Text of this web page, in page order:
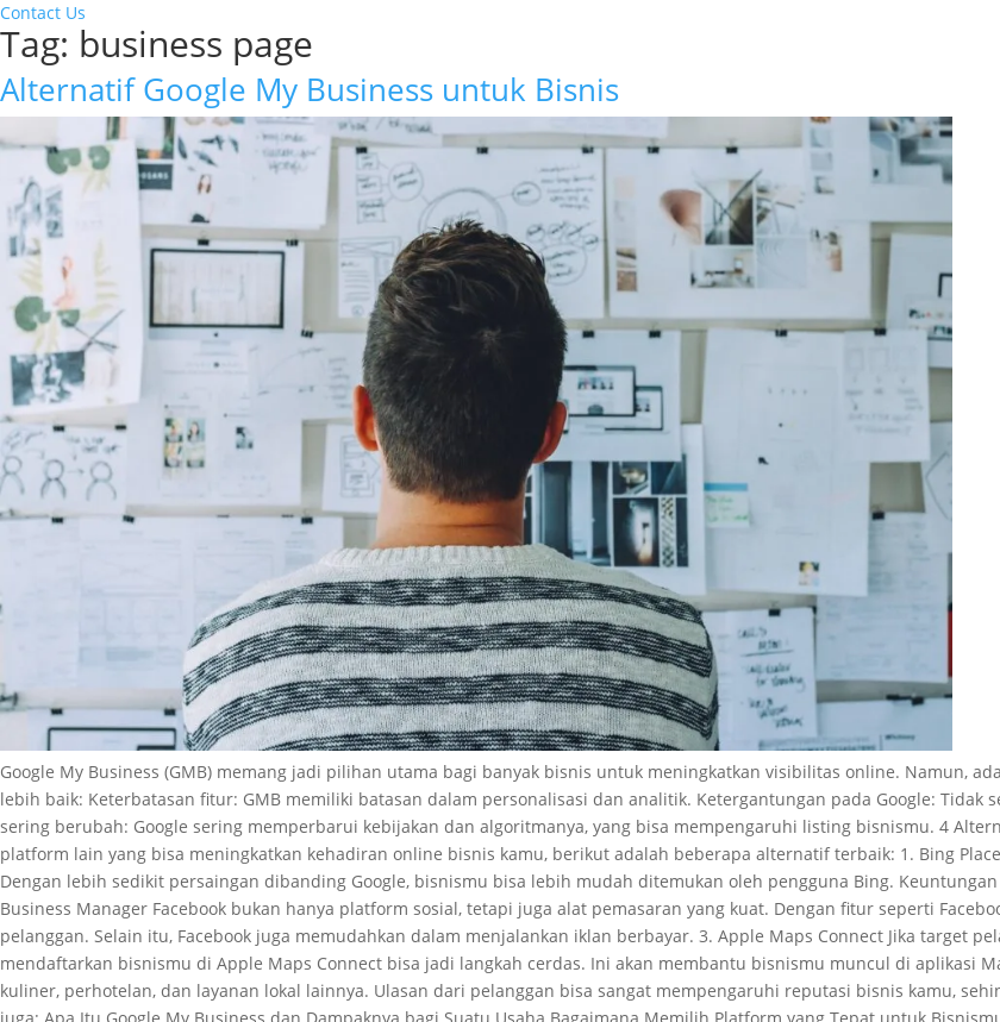
Contact Us
Tag: business page
Alternatif Google My Business untuk Bisnis
Google My Business (GMB) memang jadi pilihan utama bagi banyak bisnis untuk meningkatkan visibilitas online. Namun,
lebih baik: Keterbatasan fitur: GMB memiliki batasan dalam personalisasi dan analitik. Ketergantungan pada Google:
sering berubah: Google sering memperbarui kebijakan dan algoritmanya, yang bisa mempengaruhi listing bisnismu. 4
platform lain yang bisa meningkatkan kehadiran online bisnis kamu, berikut adalah beberapa alternatif terbaik: 1. Bing
Dengan lebih sedikit persaingan dibanding Google, bisnismu bisa lebih mudah ditemukan oleh pengguna Bing.
Business Manager Facebook bukan hanya platform sosial, tetapi juga alat pemasaran yang kuat. Dengan fitur seperti
pelanggan. Selain itu, Facebook juga memudahkan dalam menjalankan iklan berbayar. 3. Apple Maps Connect Jika target
mendaftarkan bisnismu di Apple Maps Connect bisa jadi langkah cerdas. Ini akan membantu bisnismu muncul di aplikasi
kuliner, perhotelan, dan layanan lokal lainnya. Ulasan dari pelanggan bisa sangat mempengaruhi reputasi bisnis kamu,